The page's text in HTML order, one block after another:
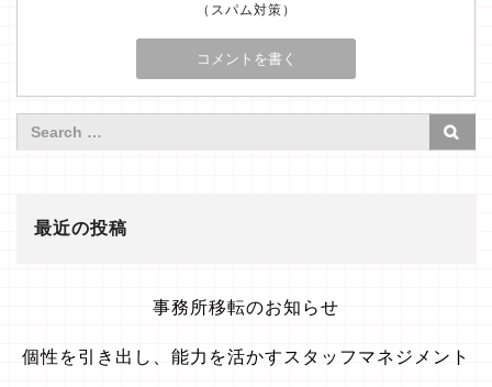
（スパム対策）
最近の投稿
事務所移転のお知らせ
個性を引き出し、能力を活かすスタッフマネジメント